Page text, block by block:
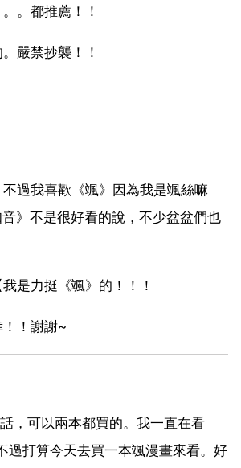
。都推薦！！
嚴禁抄襲！！
過我喜歡《颯》因為我是颯絲嘛
》不是很好看的說，不少盆盆們也
是力挺《颯》的！！！
！謝謝~
，可以兩本都買的。我一直在看
過打算今天去買一本颯漫畫來看。好